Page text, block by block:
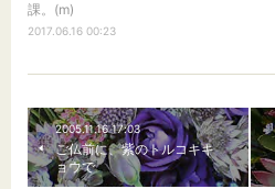
課。(m)
2017.06.16 00:23
2005.11.16 17:03
ご仏前に、紫のトルコキキ
ョウで